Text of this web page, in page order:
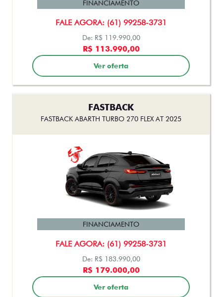
FALE AGORA: (61) 99258-3731
FINANCIAMENTO
De: R$ 119.990,00
R$ 113.990,00
Ver oferta
FASTBACK
FASTBACK ABARTH TURBO 270 FLEX AT 2025
FALE AGORA: (61) 99258-3731
FINANCIAMENTO
De: R$ 183.990,00
R$ 179.000,00
Ver oferta